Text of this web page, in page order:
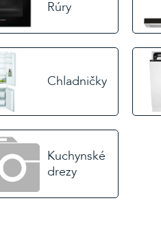
Rúry
Chladničky
Kuchynské
drezy